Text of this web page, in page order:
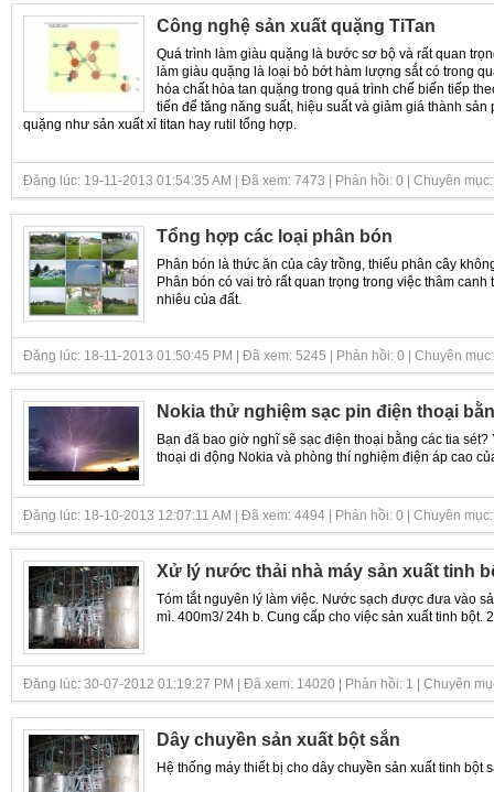
Công nghệ sản xuất quặng TiTan
Quá trình làm giàu quặng là bước sơ bộ và rất quan
làm giàu quặng là loại bỏ bớt hàm lượng sắt có trong
hóa chất hòa tan quặng trong quá trình chế biến tiếp
tiến để tăng năng suất, hiệu suất và giảm giá thành
quặng như sản xuất xỉ titan hay rutil tổng hợp.
Đăng lúc: 19-11-2013 01:54:35 AM | Đã xem: 7473 | Phản hồi: 0 | Chuyên
Tổng hợp các loại phân bón
Phân bón là thức ăn của cây trồng, thiếu phân cây
Phân bón có vai trò rất quan trọng trong việc thâm
nhiêu của đất.
Đăng lúc: 18-11-2013 01:50:45 PM | Đã xem: 5245 | Phản hồi: 0 | Chuyên
Nokia thử nghiệm sạc pin điện thoại
Bạn đã bao giờ nghĩ sẽ sạc điện thoại bằng các tia
thoại di động Nokia và phòng thí nghiệm điện áp cao
Đăng lúc: 18-10-2013 12:07:11 AM | Đã xem: 4494 | Phản hồi: 0 | Chuyên
Xử lý nước thải nhà máy sản xuất tinh
Tóm tắt nguyên lý làm việc. Nước sạch được đưa vào
mì. 400m3/ 24h b. Cung cấp cho việc sản xuất tinh bột.
Đăng lúc: 30-07-2012 01:19:27 PM | Đã xem: 14020 | Phản hồi: 1 | Chuyên
Dây chuyền sản xuất bột sắn
Hệ thống máy thiết bị cho dây chuyền sản xuất tinh bột